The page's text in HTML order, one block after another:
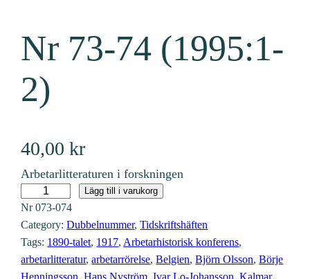
Nr 73-74 (1995:1-
2)
40,00kr
Arbetarlitteraturen i forskningen
r
7
3
-
Lägg till i varukorg
Nr 073-074
Category:Dubbelnummer, Tidskriftshäften
Tags: 1890-talet, 1917, Arbetarhistorisk konferens
arbetarlitteratur, arbetarrörelse, Belgien, Björn Olsson, Börje
Henningsson, Hans Nyström, Ivar Lo-Johansson, Kalmar